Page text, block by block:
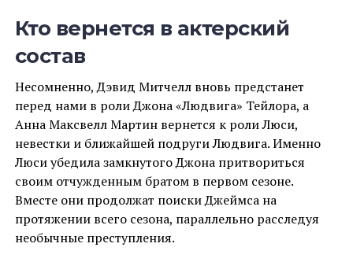
Кто вернется в актерский
состав
Несомненно, Дэвид Митчелл вновь предстанет
перед нами в роли Джона «Людвига» Тейлора, а
Анна Максвелл Мартин вернется к роли Люси,
невестки и ближайшей подруги Людвига. Именно
Люси убедила замкнутого Джона притвориться
своим отчужденным братом в первом сезоне.
Вместе они продолжат поиски Джеймса на
протяжении всего сезона, параллельно расследуя
необычные преступления.